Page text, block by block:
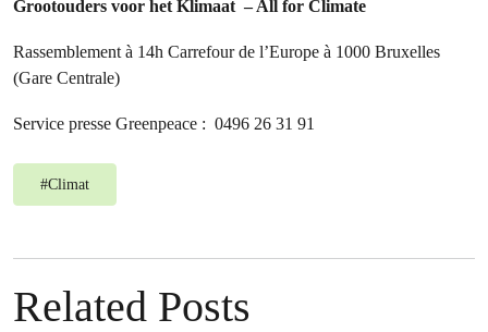
Grootouders voor het Klimaat –All for Climate
Rassemblement à 14h Carrefour de l’Europe à 1000 Bruxelles
(Gare Centrale)
Service presse Greenpeace : 0496 26 31 91
#Climat
Related Posts